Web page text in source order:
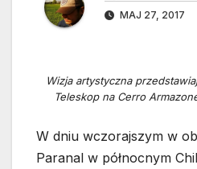
MAJ 27, 2017
Wizja artystyczna
Teleskop na Cerro
W dniu wczorajszym w
Paranal w północnym